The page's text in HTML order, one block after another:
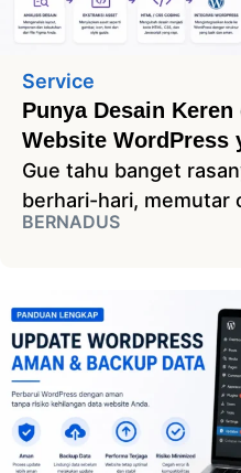
Service
Punya Desain
Website WordPress
Gue tahu banget
berhari-hari, memutar
BERNADUS